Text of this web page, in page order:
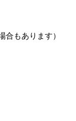
合もあります）